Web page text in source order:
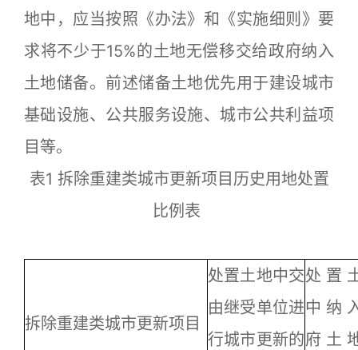
地中，应当按照《办法》和《实施细则》要
求将不少于15%的土地无偿移交给政府纳入
土地储备。前述储备土地优先用于建设城市
基础设施、公共服务设施、城市公共利益项
目等。
表1 拆除重建类城市更新项目历史用地处置
比例表
拆除重建类城市更新项目
处置土地中交
由继受单位进
行城市更新的
处置
中纳
府土